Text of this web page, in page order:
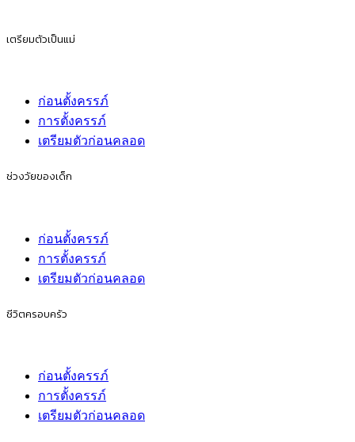
เตรียมตัวเป็นแม่
ก่อนตั้งครรภ์
การตั้งครรภ์
เตรียมตัวก่อนคลอด
ช่วงวัยของเด็ก
ก่อนตั้งครรภ์
การตั้งครรภ์
เตรียมตัวก่อนคลอด
ชีวิตครอบครัว
ก่อนตั้งครรภ์
การตั้งครรภ์
เตรียมตัวก่อนคลอด